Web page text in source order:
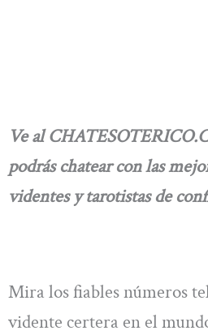
Ve al
podrás chatear con las
videntes y tarotistas de
Mira los fiables números
vidente certera en el